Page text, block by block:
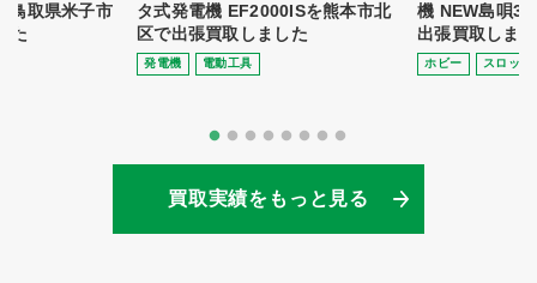
鳥取県米子市
た
タ式発電機 EF2000ISを熊本市北
区で出張買取しました
発電機 電動⼯具
機 NEW島唄
出張買取しま
ホビー スロット
買取実績をもっと見る